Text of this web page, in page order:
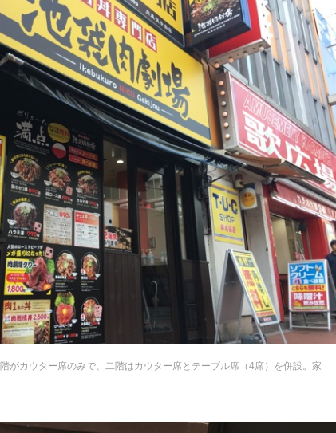
がカウター席のみで、二階はカウター席とテーブル席（4席）を併設。家